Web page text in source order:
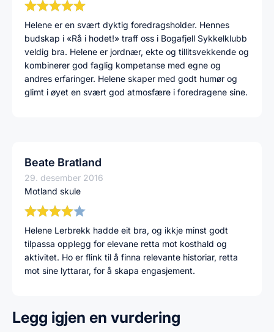
Helene er en svært dyktig foredragsholder. Hennes
budskap i «Rå i hodet!» traff oss i Bogafjell Sykkelklubb
veldig bra. Helene er jordnær, ekte og tillitsvekkende og
kombinerer god faglig kompetanse med egne og
andres erfaringer. Helene skaper med godt humør og
glimt i øyet en svært god atmosfære i foredragene sine.
Beate Bratland
29. desember 2016
Motland skule
Helene Lerbrekk hadde eit bra, og ikkje minst godt
tilpassa opplegg for elevane retta mot kosthald og
aktivitet. Ho er flink til å finna relevante historiar, retta
mot sine lyttarar, for å skapa engasjement.
Legg igjen en vurdering